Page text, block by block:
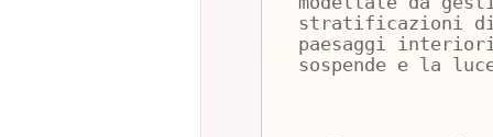
stratificazioni di
paesaggi
sospende e la